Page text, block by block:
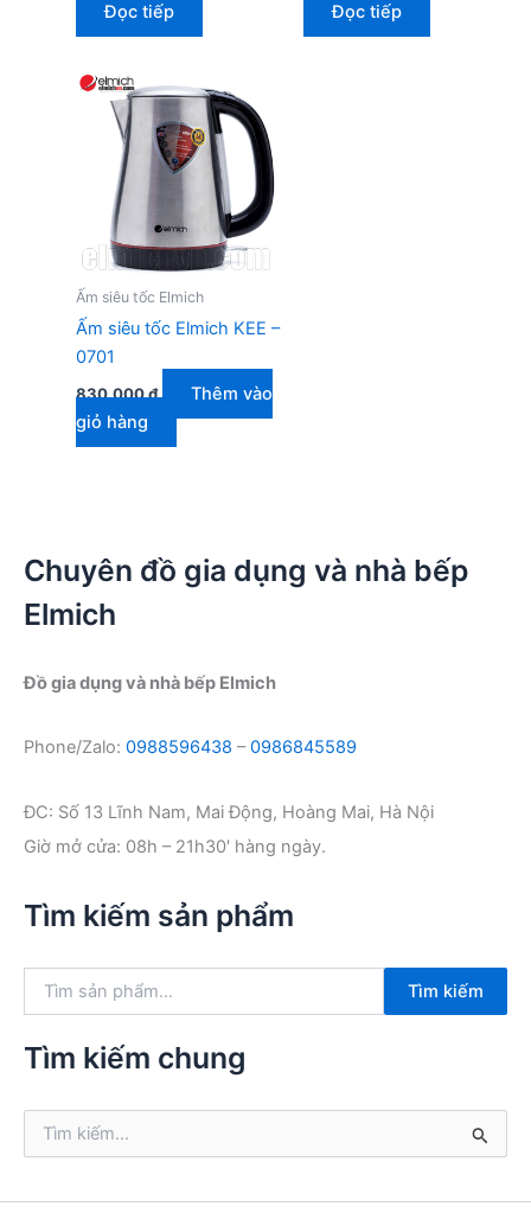
Đọc tiếp
Đọc tiếp
Ấm siêu tốc Elmich
Ấm siêu tốc Elmich KEE –
0701
830.000₫
Thêm vào
giỏ hàng
Chuyên đồ gia dụng và nhà bếp
Elmich
Đồ gia dụng và nhà bếp Elmich
Phone/Zalo: 0988596438 –0986845589
ĐC: Số 13 Lĩnh Nam, Mai Động, Hoàng Mai, Hà Nội
Giờ mở cửa: 08h – 21h30′ hàng ngày.
Tìm kiếm sản phẩm
k
Tìm kiếm
Tìm kiếm chung